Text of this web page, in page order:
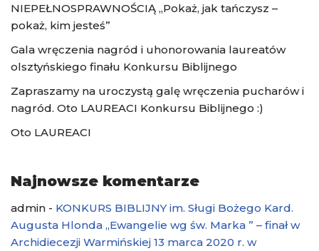
NIEPEŁNOSPRAWNOŚCIĄ „Pokaż, jak tańczysz –
pokaż, kim jesteś”
Gala wręczenia nagród i uhonorowania laureatów
olsztyńskiego finału Konkursu Biblijnego
Zapraszamy na uroczystą galę wręczenia pucharów i
nagród. Oto LAUREACI Konkursu Biblijnego :)
Oto LAUREACI
Najnowsze komentarze
admin - KONKURS BIBLIJNY im. Sługi Bożego Kard.
Augusta Hlonda „Ewangelie wg św. Marka ” – finał w
Archidiecezji Warmińskiej 13 marca 2020 r. w